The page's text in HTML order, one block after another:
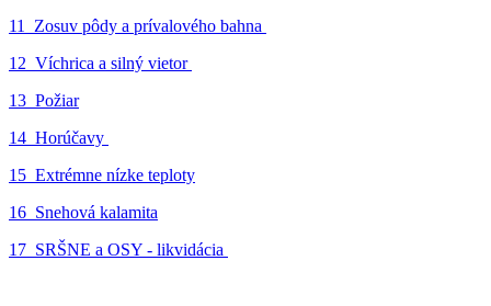
11_Zosuv pôdy a prívalového bahna
12_Víchrica a silný vietor
13_Požiar
14_Horúčavy
15_Extrémne nízke teploty
16_Snehová kalamita
17_SRŠNE a OSY - likvidácia